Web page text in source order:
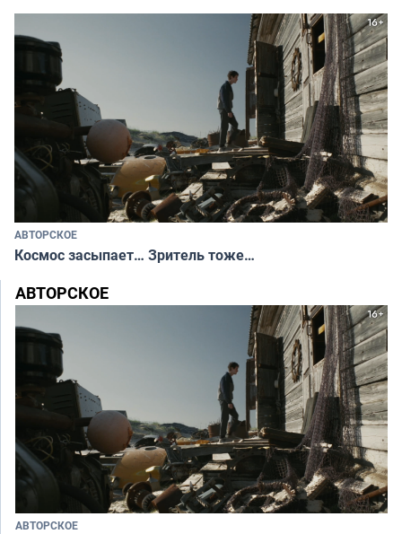
АВТОРСКОЕ
Космос засыпает… Зритель тоже…
АВТОРСКОЕ
АВТОРСКОЕ